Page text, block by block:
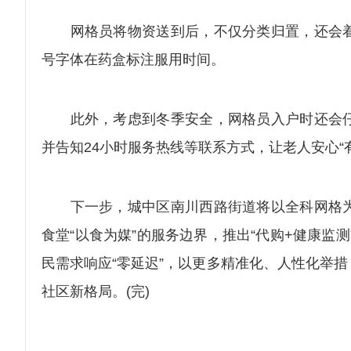
网格员将物资送到后，不仅分类归置，还会
号字体在药盒标注服用时间。
此外，考虑到冬季安全，网格员入户时还会
并告知24小时服务热线等联系方式，让老人安心“
下一步，城中区南川西路街道将以全科网格
食堂“以食为媒”的服务边界，推出“代购+健康监
民需求响应“零延迟”，以更多精准化、人性化举
社区新格局。(完)